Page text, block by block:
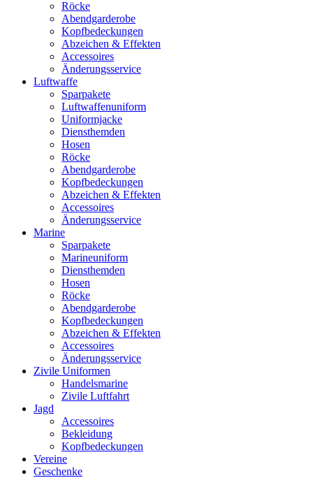
Röcke
Abendgarderobe
Kopfbedeckungen
Abzeichen & Effekten
Accessoires
Änderungsservice
Luftwaffe
Sparpakete
Luftwaffenuniform
Uniformjacke
Diensthemden
Hosen
Röcke
Abendgarderobe
Kopfbedeckungen
Abzeichen & Effekten
Accessoires
Änderungsservice
Marine
Sparpakete
Marineuniform
Diensthemden
Hosen
Röcke
Abendgarderobe
Kopfbedeckungen
Abzeichen & Effekten
Accessoires
Änderungsservice
Zivile Uniformen
Handelsmarine
Zivile Luftfahrt
Jagd
Accessoires
Bekleidung
Kopfbedeckungen
Vereine
Geschenke